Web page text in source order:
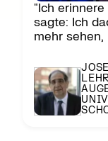
"Ich
sagte: Ich
mehr